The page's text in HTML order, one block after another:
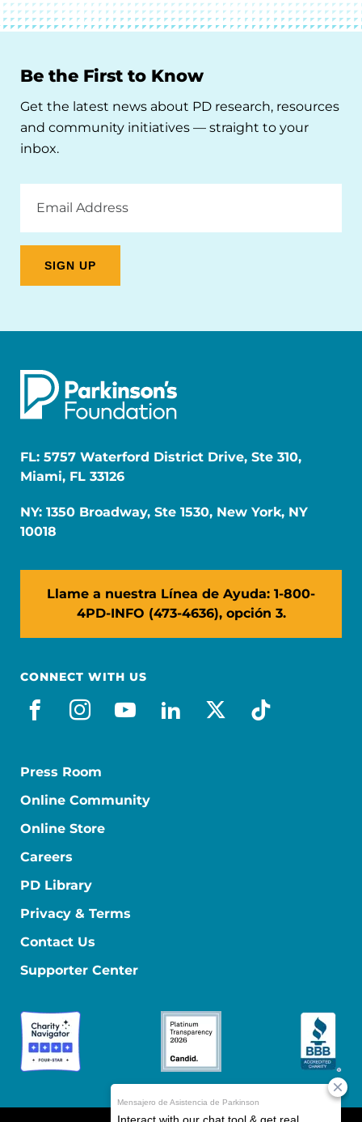
Be the First to Know
Get the latest news about PD research, resources
and community initiatives — straight to your
inbox.
Address
FL: 5757 Waterford District Drive, Ste 310,
Miami, FL 33126
NY: 1350 Broadway, Ste 1530, New York, NY
10018
Llame a nuestra Línea de Ayuda: 1-800-
4PD-INFO (473-4636), opción 3.
CONNECT WITH US
facebook_es
instagram
youtube
linkedin
x-socialtiktok
Press Room
Online Community
Online Store
Careers
PD Library
Privacy & Terms
Contact Us
Supporter Center